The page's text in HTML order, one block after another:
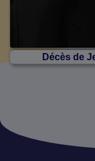
Décès de